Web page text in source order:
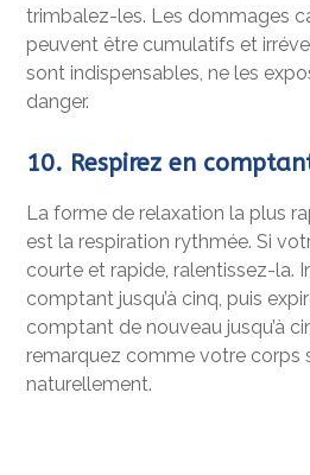
trimbalez-les. Les dommages
peuvent être cumulatifs et
sont indispensables, ne les
danger.
10. Respirez en
La forme de relaxation la plus
est la respiration rythmée. Si
courte et rapide, ralentissez-la.
comptant jusqu’à cinq, puis
comptant de nouveau jusqu’à
remarquez comme votre corps
naturellement.